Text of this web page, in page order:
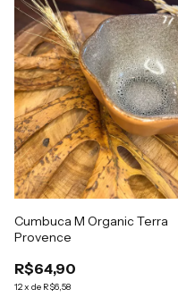
Cumbuca M Organic Terra
Provence
R$64,90
12x de R$6,58